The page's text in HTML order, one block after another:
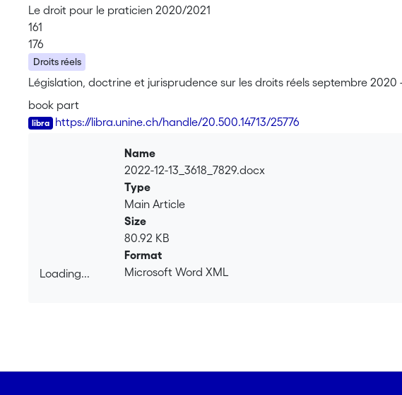
Le droit pour le praticien 2020/2021
161
176
Droits réels
Législation, doctrine et jurisprudence sur les droits réels septembre 2020
book part
https://libra.unine.ch/handle/20.500.14713/25776
Loading...
Name
2022-12-13_3618_7829.docx
Type
Main Article
Size
80.92 KB
Format
Microsoft Word XML